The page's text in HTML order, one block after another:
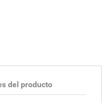
del producto